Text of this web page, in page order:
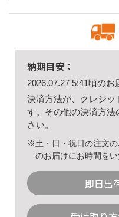
納期目安：
2026.07.27 5:41頃のお
決済方法が、クレジッ
す。その他の決済方法
さい。
※土・日・祝日の注文
のお届けにお時間を
即日出